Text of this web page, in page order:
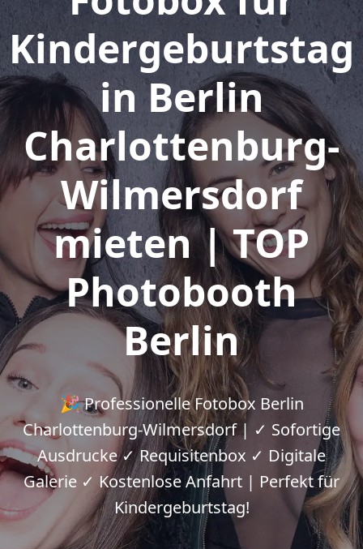
Kindergeburtstag
in Berlin
Charlottenburg-
Wilmersdorf
mieten | TOP
Photobooth
Berlin
🎉 Professionelle Fotobox Berlin
Charlottenburg-Wilmersdorf | ✓ Sofortige
Ausdrucke ✓ Requisitenbox ✓ Digitale
Galerie ✓ Kostenlose Anfahrt | Perfekt für
Kindergeburtstag!